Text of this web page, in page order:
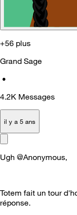
+56 plus
Grand Sage
•
4.2K Messages
il y a 5 ans
Ugh @Anonymous,
Totem fait un tour
réponse.